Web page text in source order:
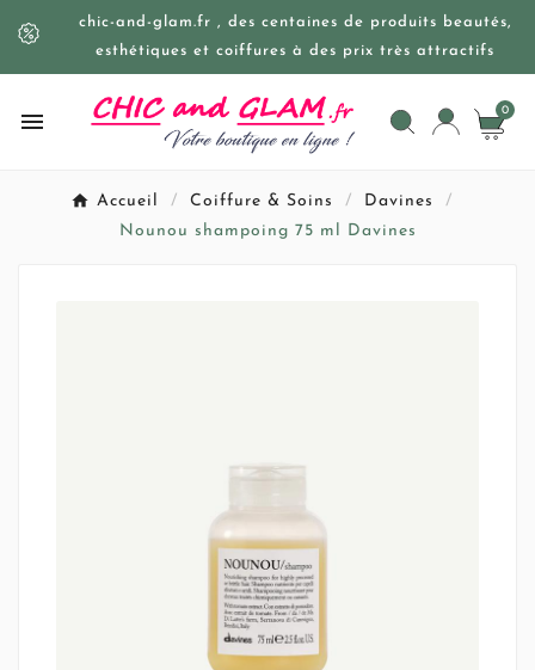
chic-and-glam.fr , des centaines de produits beautés,
esthétiques et coiffures à des prix très attractifs
 0
Accueil Coiffure & Soins
Davines
Nounou shampoing 75 ml Davines